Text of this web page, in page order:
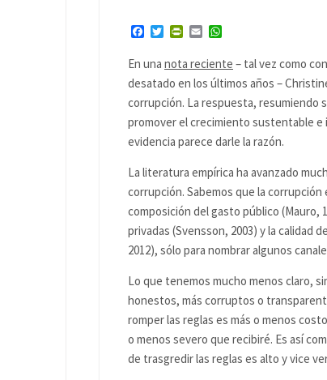
Facebook
TwitterPrintFriendly
Email
En una nota reciente – tal vez como
desatado en los últimos años –
corrupción. La respuesta, resumiendo
promover el crecimiento sustentable e
evidencia parece darle la razón.
La literatura empírica ha avanzado
corrupción. Sabemos que la
composición del gasto público (Mauro,
privadas (Svensson, 2003) y la calidad
2012), sólo para nombrar algunos
Lo que tenemos mucho menos claro,
honestos, más corruptos o
romper las reglas es más o menos
o menos severo que recibiré. Es así
de trasgredir las reglas es alto y vice